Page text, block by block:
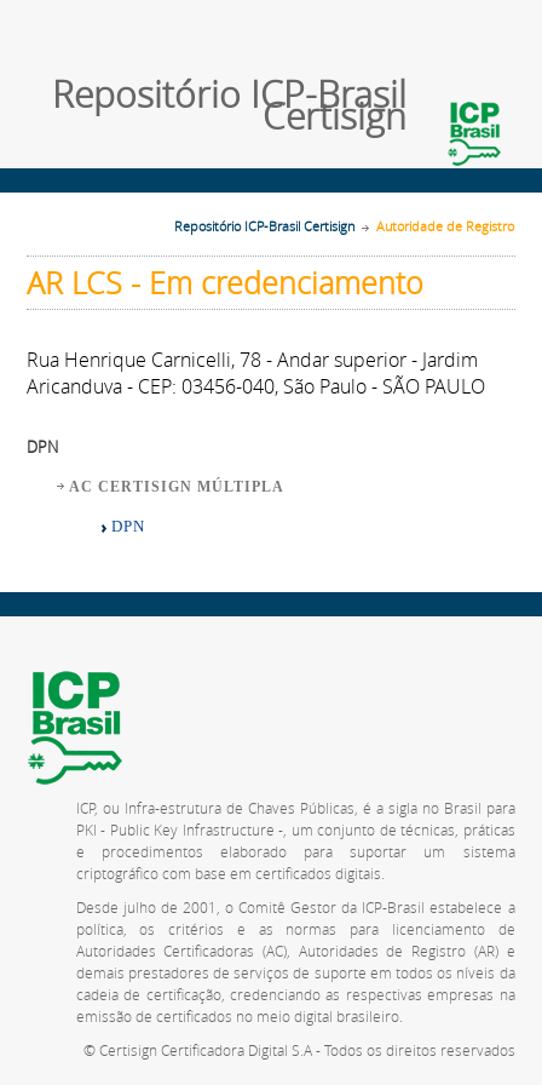
Repositório ICP-Brasil
Certisign
Repositório ICP-Brasil Certisign Autoridade de Registro
AR LCS - Em credenciamento
Rua Henrique Carnicelli, 78 - Andar superior - Jardim
Aricanduva - CEP: 03456-040, São Paulo - SÃO PAULO
DPN
AC CERTISIGN MÚLTIPLA
DPN
ICP, ou Infra-estrutura de Chaves Públicas, é a sigla no Brasil para
PKI - Public Key Infrastructure -, um conjunto de técnicas, práticas
e procedimentos elaborado para suportar um sistema
criptográfico com base em certificados digitais.
Desde julho de 2001, o Comitê Gestor da ICP-Brasil estabelece a
política, os critérios e as normas para licenciamento de
Autoridades Certificadoras (AC), Autoridades de Registro (AR) e
demais prestadores de serviços de suporte em todos os níveis da
cadeia de certificação, credenciando as respectivas empresas na
emissão de certificados no meio digital brasileiro.
© Certisign Certificadora Digital S.A - Todos os direitos reservados